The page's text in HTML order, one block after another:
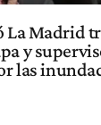
La Madrid
y
las